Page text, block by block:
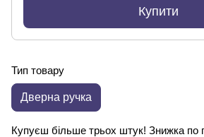
Купити
Тип товару
Дверна ручка
Купуєш більше трьох штук! Знижка по